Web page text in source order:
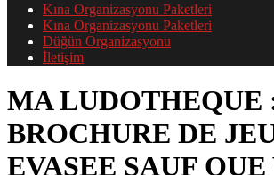
Kına Organizasyonu Paketleri
Kına Organizasyonu Paketleri
Düğün Organizasyonu
İletişim
MA LUDOTHEQUE
BROCHURE DE
EVASEE SAUF